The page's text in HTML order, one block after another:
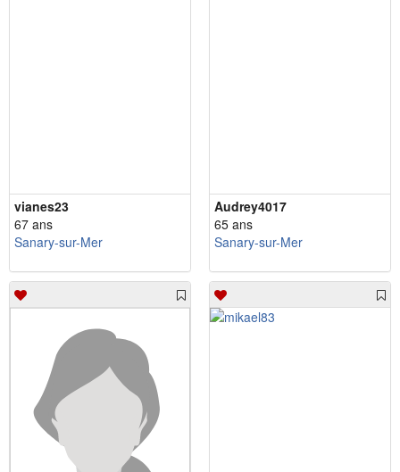
vianes23
67 ans
Sanary-sur-Mer
Audrey4017
65 ans
Sanary-sur-Mer